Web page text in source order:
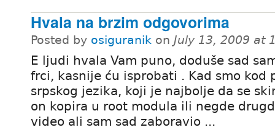
Hvala na brzim odgovorima
Posted by osiguranik on July 13, 2009 at
E ljudi hvala Vam puno, doduše sad
frci, kasnije ću isprobati . Kad smo kod
srpskog jezika, koji je najbolje da se
on kopira u root modula ili negde
video ali sam sad zaboravio ...